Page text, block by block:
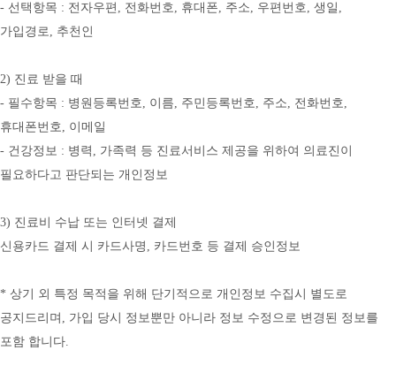
- 선택항목 : 전자우편, 전화번호, 휴대폰, 주소, 우편번호, 생일,
가입경로, 추천인
2) 진료 받을 때
- 필수항목 : 병원등록번호, 이름, 주민등록번호, 주소, 전화번호,
휴대폰번호, 이메일
- 건강정보 : 병력, 가족력 등 진료서비스 제공을 위하여 의료진이
필요하다고 판단되는 개인정보
3) 진료비 수납 또는 인터넷 결제
신용카드 결제 시 카드사명, 카드번호 등 결제 승인정보
* 상기 외 특정 목적을 위해 단기적으로 개인정보 수집시 별도로
공지드리며, 가입 당시 정보뿐만 아니라 정보 수정으로 변경된 정보를
포함 합니다.